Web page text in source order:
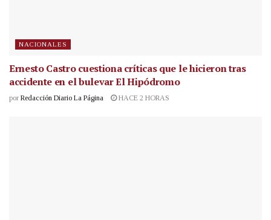
NACIONALES
Ernesto Castro cuestiona críticas que le hicieron tras
accidente en el bulevar El Hipódromo
por Redacción Diario La Página HACE 2 HORAS